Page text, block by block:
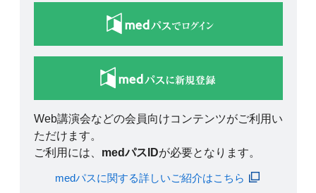
Web講演会などの会員向けコンテンツがご利用い
ただけます。
ご利用には、 medパスIDが必要となります。
medパスに関する詳しいご紹介はこちら